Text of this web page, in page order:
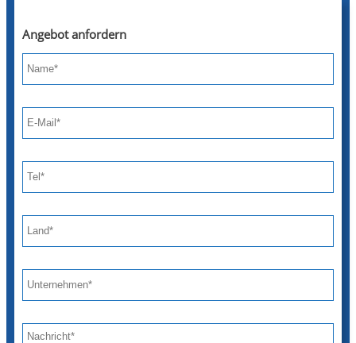
Angebot anfordern